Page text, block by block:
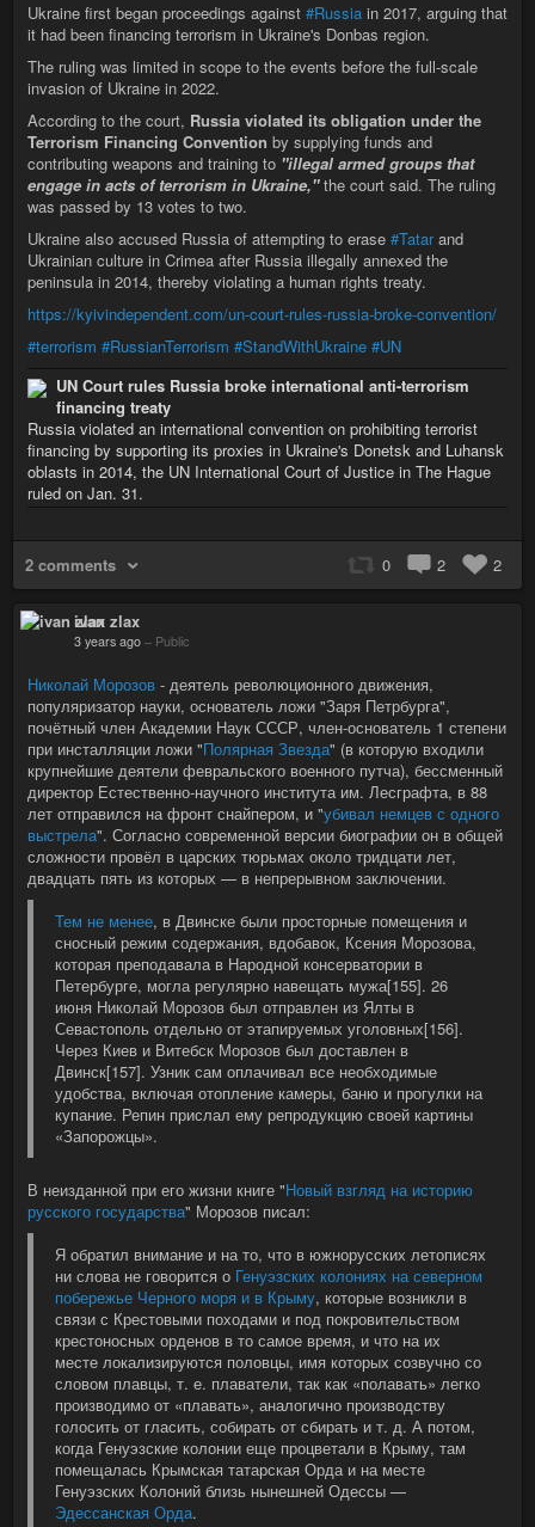
Ukraine first began proceedings against #Russia in 2017, arguing that
it had been financing terrorism in Ukraine's Donbas region.
The ruling was limited in scope to the events before the full-scale
invasion of Ukraine in 2022.
According to the court, Russia violated its obligation under the
Terrorism Financing Convention by supplying funds and
contributing weapons and training to "illegal armed groups that
engage in acts of terrorism in Ukraine,"the court said. The ruling
was passed by 13 votes to two.
Ukraine also accused Russia of attempting to erase #Tatarand
Ukrainian culture in Crimea after Russia illegally annexed the
peninsula in 2014, thereby violating a human rights treaty.
https://kyivindependent.com/un-court-rules-russia-broke-convention/
#terrorism #RussianTerrorism #StandWithUkraine #UN
UN Court rules Russia broke international anti-terrorism
financing treaty
Russia violated an international convention on prohibiting terrorist
financing by supporting its proxies in Ukraine's Donetsk and Luhansk
oblasts in 2014, the UN International Court of Justice in The Hague
ruled on Jan. 31.
2 comments 0 2 2
ivan zlax
3 years ago – Public
Николай Морозов - деятель революционного движения,
популяризатор науки, основатель ложи "Заря Петрбурга",
почётный член Академии Наук СССР, член-основатель 1 степени
при инсталляции ложи "Полярная Звезда" (в которую входили
крупнейшие деятели февральского военного путча), бессменный
директор Естественно-научного института им. Лесграфта, в 88
лет отправился на фронт снайпером, и "убивал немцев с одного
выстрела". Согласно современной версии биографии он в общей
сложности провёл в царских тюрьмах около тридцати лет,
двадцать пять из которых — в непрерывном заключении.
Тем не менее, в Двинске были просторные помещения и
сносный режим содержания, вдобавок, Ксения Морозова,
которая преподавала в Народной консерватории в
Петербурге, могла регулярно навещать мужа[155]. 26
июня Николай Морозов был отправлен из Ялты в
Севастополь отдельно от этапируемых уголовных[156].
Через Киев и Витебск Морозов был доставлен в
Двинск[157]. Узник сам оплачивал все необходимые
удобства, включая отопление камеры, баню и прогулки на
купание. Репин прислал ему репродукцию своей картины
«Запорожцы».
В неизданной при его жизни книге "Новый взгляд на историю
русского государства" Морозов писал:
Я обратил внимание и на то, что в южнорусских летописях
ни слова не говорится о Генуэзских колониях на северном
побережье Черного моря и в Крыму, которые возникли в
связи с Крестовыми походами и под покровительством
крестоносных орденов в то самое время, и что на их
месте локализируются половцы, имя которых созвучно со
словом плавцы, т. е. плаватели, так как «полавать» легко
производимо от «плавать», аналогично производству
голосить от гласить, собирать от сбирать и т. д. А потом,
когда Генуэзские колонии еще процветали в Крыму, там
помещалась Крымская татарская Орда и на месте
Генуэзских Колоний близь нынешней Одессы —
Эдессанская Орда.